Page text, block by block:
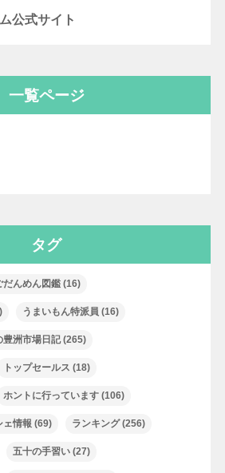
公式サイト
一覧ページ
タグ
だんめん図鑑(16)
うまいもん特派員 (16)
豊洲市場日記(265)
トップセールス (18)
ホントに行っています(106)
ェ情報 (69) ランキング(256)
五十の手習い(27)